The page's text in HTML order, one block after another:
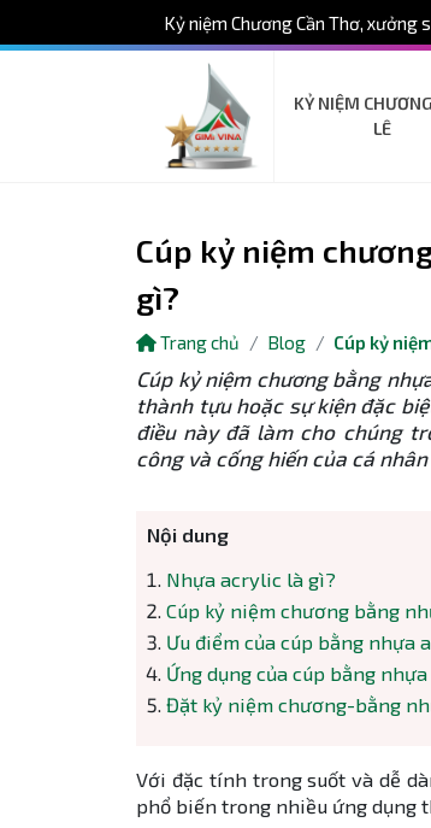
Cúp kỷ niệm
gì?
Trang chủ Blog Cúp kỷ
Cúp kỷ niệm chương bằng
thành tựu hoặc sự kiện đặc
điều này đã làm cho chúng
công và cống hiến của cá
Nội dung
Nhựa acrylic là gì?
Cúp kỷ niệm chương bằng
Ưu điểm của cúp bằng nhựa
Ứng dụng của cúp bằng
Đặt kỷ niệm chương-bằng
Với đặc tính trong suốt và dễ
phổ biến trong nhiều ứng dụng
Kỷ niệm Chương Cần Thơ, xưởng
KỶ NIỆM
LÊ